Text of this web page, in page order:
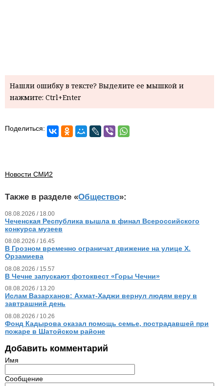
Нашли ошибку в тексте? Выделите ее мышкой и
нажмите: Ctrl+Enter
Поделиться:
Новости СМИ2
Также в разделе «Общество»:
08.08.2026 / 18.00
Чеченская Республика вышла в финал Всероссийского
конкурса музеев
08.08.2026 / 16.45
В Грозном временно ограничат движение на улице Х.
Орзамиева
08.08.2026 / 15.57
В Чечне запускают фотоквест «Горы Чечни»
08.08.2026 / 13.20
Ислам Вазарханов: Ахмат-Хаджи вернул людям веру в
завтрашний день
08.08.2026 / 10.26
Фонд Кадырова оказал помощь семье, пострадавшей при
пожаре в Шатойском районе
Добавить комментарий
Имя
Сообщение